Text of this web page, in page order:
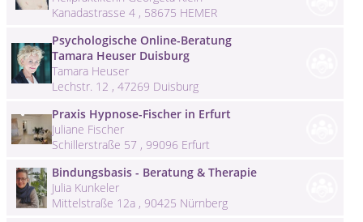
Kanadastrasse 4 , 58675 HEMER
Psychologische Online-Beratung
Tamara Heuser Duisburg
Tamara Heuser
Lechstr. 12 , 47269 Duisburg
Praxis Hypnose-Fischer in Erfurt
Juliane Fischer
Schillerstraße 57 , 99096 Erfurt
Bindungsbasis - Beratung & Therapie
Julia Kunkeler
Mittelstraße 12a , 90425 Nürnberg